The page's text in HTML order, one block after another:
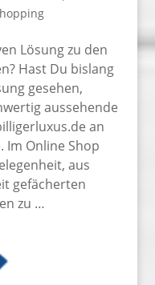
Lösung zu den
Hast Du bislang
gesehen,
aussehende
an
Im Online Shop
aus
gefächerten
zu …